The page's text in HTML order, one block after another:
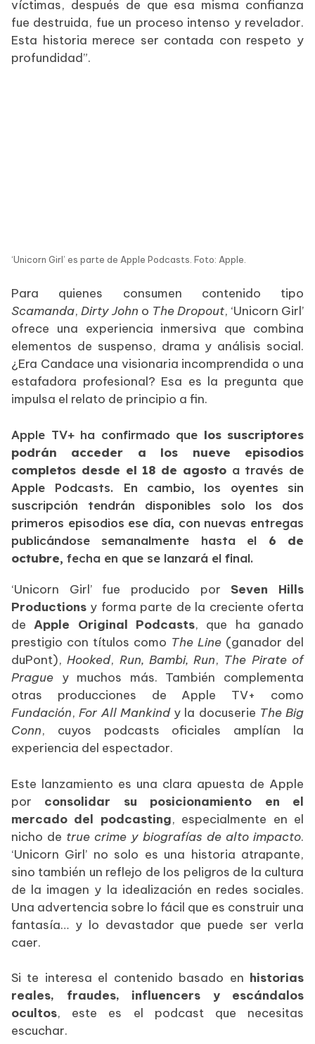
víctimas, después de que esa misma confianza
fue destruida, fue un proceso intenso y revelador.
Esta historia merece ser contada con respeto y
profundidad”.
‘Unicorn Girl’ es parte de Apple Podcasts. Foto: Apple.
Para quienes consumen contenido tipo
Scamanda, Dirty John o The Dropout, ‘Unicorn Girl’
ofrece una experiencia inmersiva que combina
elementos de suspenso, drama y análisis social.
¿Era Candace una visionaria incomprendida o una
estafadora profesional? Esa es la pregunta que
impulsa el relato de principio a fin.
Apple TV+ ha confirmado que los suscriptores
podrán acceder a los nueve episodios
completos desde el 18 de agostoa través de
Apple Podcasts. En cambio, los oyentes sin
suscripción tendrán disponibles solo los dos
primeros episodios ese día, con nuevas entregas
publicándose semanalmente hasta el 6 de
octubre, fecha en que se lanzará el final.
‘Unicorn Girl’ fue producido por Seven Hills
Productions y forma parte de la creciente oferta
deApple Original Podcasts, que ha ganado
prestigio con títulos como The Line (ganador del
duPont),Hooked, Run, Bambi, Run, The Pirate of
Prague y muchos más. También complementa
otras producciones de Apple TV+ como
Fundación,For All Mankindy la docuserie The Big
Conn, cuyos podcasts oficiales amplían la
experiencia del espectador.
Este lanzamiento es una clara apuesta de Apple
por consolidar su posicionamiento en el
mercado del podcasting, especialmente en el
nicho de true crime y biografías de alto impacto.
‘Unicorn Girl’ no solo es una historia atrapante,
sino también un reflejo de los peligros de la cultura
de la imagen y la idealización en redes sociales.
Una advertencia sobre lo fácil que es construir una
fantasía… y lo devastador que puede ser verla
caer.
Si te interesa el contenido basado en historias
reales, fraudes, influencers y escándalos
ocultos, este es el podcast que necesitas
escuchar.